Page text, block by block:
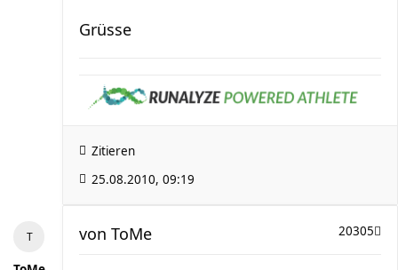
Grüsse
Zitieren
25.08.2010, 09:19
20305
von ToMe